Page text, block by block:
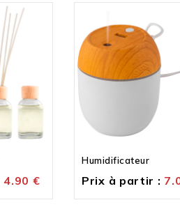
4.90 €
Humidificateur
Prix à partir :